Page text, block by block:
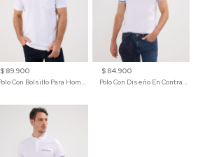
$ 89.900
Polo Con Bolsillo Para Hombre
$ 84.900
Polo Con Diseño En Contraste